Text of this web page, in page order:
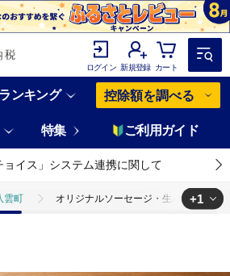
ログイン 新規登録 カート
ランキング 控除額を調べる
特集 ご利用ガイド
ョイス」システム連携に関して
雲町 オリジナルソーセージ・生ハムセット
+1